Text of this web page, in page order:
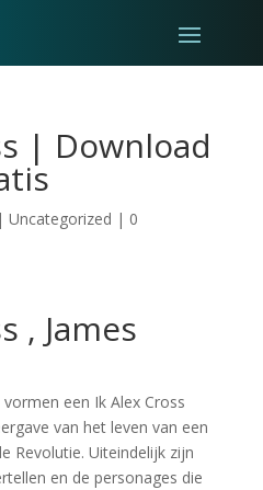
| Download
| Uncategorized | 0
, James
een Ik Alex Cross
van het leven van een
Revolutie. Uiteindelijk zijn
en de personages die